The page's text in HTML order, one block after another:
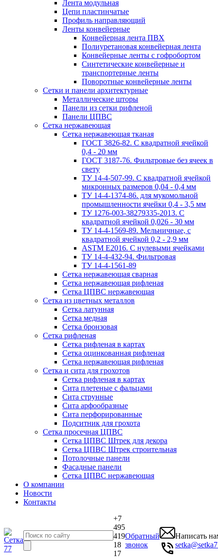
Лента модульная
Цепи пластинчатые
Профиль направляющий
Ленты конвейерные
Конвейерная лента ПВХ
Полиуретановая конвейерная лента
Конвейерные ленты с гофробортом
Синтетические конвейерные и
транспортерные ленты
Поворотные конвейерные ленты
Cетки и панели архитектурные
Металлические шторы
Панели из сетки рифленой
Панели ЦПВС
Сетка нержавеющая
Сетка нержавеющая тканая
ГОСТ 3826-82. C квадратной ячейкой
0,4 - 20 мм
ГОСТ 3187-76. Фильтровые без ячеек в
свету
ТУ 14-4-507-99. C квадратной ячейкой
микронных размеров 0,04 - 0,4 мм
ТУ 14-4-1374-86. для мукомольной
промышленности ячейки 0,4 - 3,5 мм
ТУ 1276-003-38279335-2013. С
квадратной ячейкой 0,026 - 30 мм
ТУ 14-4-1569-89. Мельничные, с
квадратной ячейкой 0,2 - 2,9 мм
ASTM E2016. С нулевыми ячейками
ТУ 14-4-432-94. Фильтровая
ТУ 14-4-1561-89
Сетка нержавеющая сварная
Сетка нержавеющая рифленая
Сетка ЦПВС нержавеющая
Сетка из цветных металлов
Сетка латунная
Сетка медная
Сетка бронзовая
Сетка рифленая
Сетка рифленая в картах
Сетка оцинкованная рифленая
Сетка нержавеющая рифленая
Сетка и сита для грохотов
Сетка рифленая в картах
Сита плетеные с фальцами
Сита струнные
Сита арфообразные
Сита перфорированные
Подситник для грохота
Сетка просечная ЦПВС
Сетка ЦПВС Штрек для декора
Сетка ЦПВС Штрек строительная
Потолочные панели
Фасадные панели
Сетка ЦПВС нержавеющая
О компании
Новости
Контакты
+7
495
419
18
17
Обратный
звонок
Написать